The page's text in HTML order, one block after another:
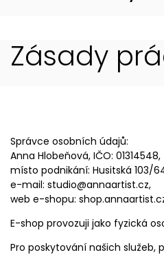
Zásady
Správce osobních údajů:
Anna Hlobeňová, IČO: 01314548,
místo podnikání: Husitská 103/
e-mail: studio@annaartist.cz,
web e-shopu:
E-shop provozuji jako fyzická
Pro poskytování našich služeb,